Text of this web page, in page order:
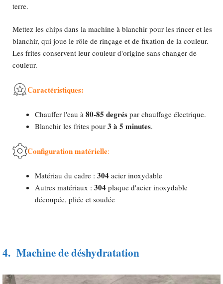
terre.
Mettez les chips dans la machine à blanchir pour les rincer et les
blanchir, qui joue le rôle de rinçage et de fixation de la couleur.
Les frites conservent leur couleur d'origine sans changer de
couleur.
Caractéristiques:
Chauffer l'eau à 80-85 degrés par chauffage électrique.
Blanchir les frites pour 3 à 5 minutes.
Configuration matérielle:
Matériau du cadre : 304 acier inoxydable
Autres matériaux : 304 plaque d'acier inoxydable
découpée, pliée et soudée
4. Machine de déshydratation